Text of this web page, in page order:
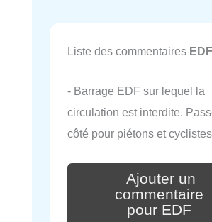
Liste des commentaires EDF
- Barrage EDF sur lequel la
circulation est interdite.
côté pour piétons et
Ajouter un
commentaire
pour EDF